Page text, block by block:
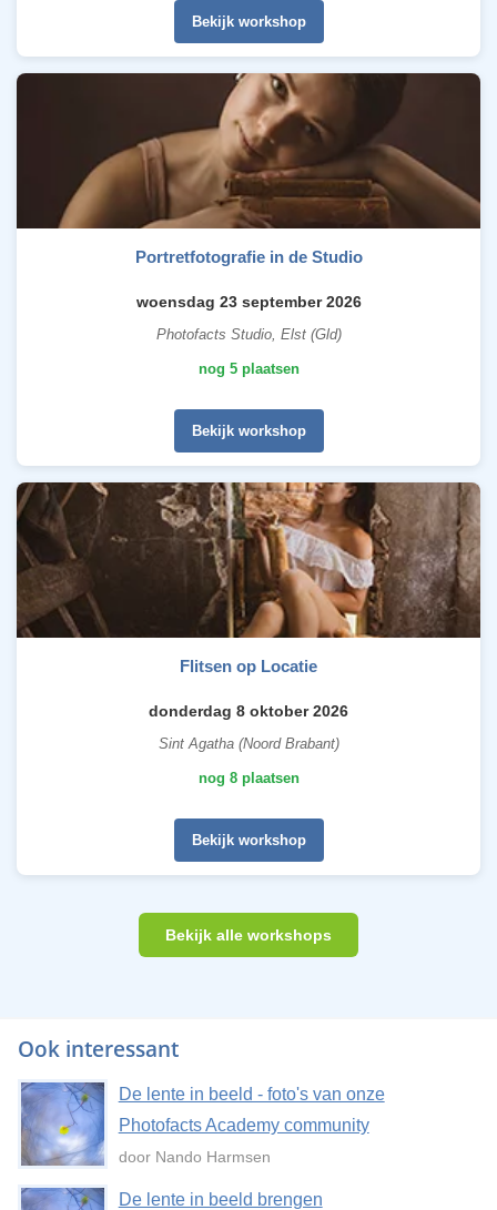
Bekijk workshop
Portretfotografie in de Studio
woensdag 23 september 2026
Photofacts Studio, Elst (Gld)
nog 5 plaatsen
Bekijk workshop
Flitsen op Locatie
donderdag 8 oktober 2026
Sint Agatha (Noord Brabant)
nog 8 plaatsen
Bekijk workshop
Bekijk alle workshops
Ook interessant
De lente in beeld - foto's van onze
Photofacts Academy community
door Nando Harmsen
De lente in beeld brengen